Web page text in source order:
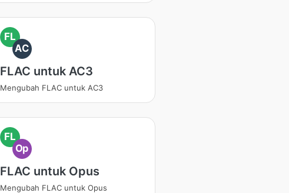
FL
AC
FLAC untuk AC3
Mengubah FLAC untuk AC3
FL
Op
FLAC untuk Opus
Mengubah FLAC untuk Opus